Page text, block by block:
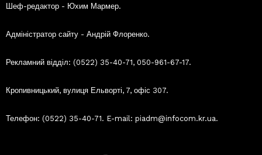
Шеф-редактор - Юхим Мармер.
Адміністратор сайту - Андрій Флоренко.
Рекламний відділ: (0522) 35-40-71, 050-961-67-17.
Кропивницький, вулиця Ельворті, 7, офіс 307.
Телефон: (0522) 35-40-71. E-mail: piadm@infocom.kr.ua.